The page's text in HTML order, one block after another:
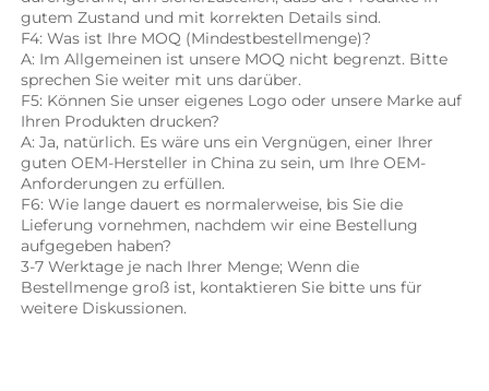
gutem Zustand und mit korrekten Details sind.
F4: Was ist Ihre MOQ (Mindestbestellmenge)?
A: Im Allgemeinen ist unsere MOQ nicht begrenzt. Bitte
sprechen Sie weiter mit uns darüber.
F5: Können Sie unser eigenes Logo oder unsere Marke auf
Ihren Produkten drucken?
A: Ja, natürlich. Es wäre uns ein Vergnügen, einer Ihrer
guten OEM-Hersteller in China zu sein, um Ihre OEM-
Anforderungen zu erfüllen.
F6: Wie lange dauert es normalerweise, bis Sie die
Lieferung vornehmen, nachdem wir eine Bestellung
aufgegeben haben?
3-7 Werktage je nach Ihrer Menge; Wenn die
Bestellmenge groß ist, kontaktieren Sie bitte uns für
weitere Diskussionen.